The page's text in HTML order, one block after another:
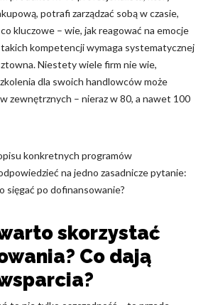
potrafi zarządzać sobą w czasie,
kluczowe – wie, jak reagować na emocje
kompetencji wymaga systematycznej
Niestety wiele firm nie wie,
dla swoich handlowców może
zewnętrznych – nieraz w 80, a nawet 100
konkretnych programów
na jedno zasadnicze pytanie:
sięgać po dofinansowanie?
skorzystać
Co dają
cookie, to pliki, które są w procesie
dostawcami poszczególnych ciasteczek.
Odrzuć
Zapisz moje preferencje